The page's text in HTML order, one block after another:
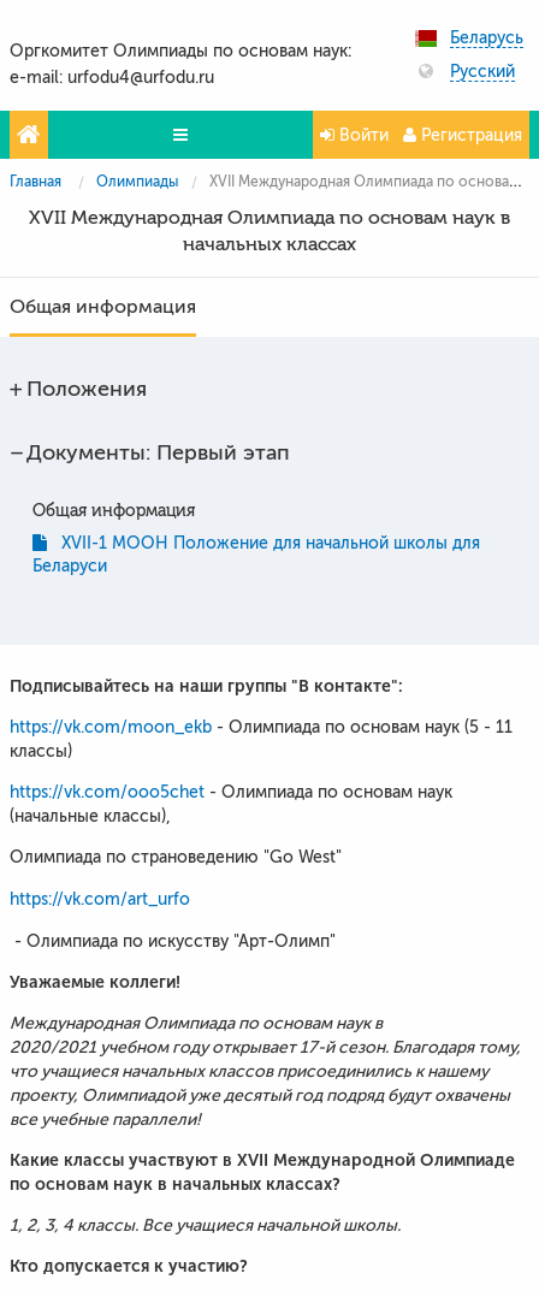
Оргкомитет Олимпиады по основам наук:
e-mail: urfodu4@urfodu.ru
Беларусь
Русский
Олимпиады
Партнёры
Войти Регистрация
Главная Олимпиады XVII Международная Олимпиада по основам наук в начальных классах
XVII Международная Олимпиада по основам наук в
начальных классах
Общая информация
Положения
Документы: Первый этап
Общая информация
XVII-1 МООН Положение для начальной школы для
Беларуси
Подписывайтесь на наши группы "В контакте":
https://vk.com/moon_ekb - Олимпиада по основам наук (5 - 11
классы)
https://vk.com/ooo5chet - Олимпиада по основам наук
(начальные классы),
​Олимпиада по страноведению "Go West"
https://vk.com/art_urfo
- Олимпиада по искусству "Арт-Олимп"
Уважаемые коллеги!
Международная Олимпиада по основам наук в
2020/2021 учебном году открывает 17-й сезон. Благодаря тому,
что учащиеся начальных классов присоединились к нашему
проекту, Олимпиадой уже деcятый год подряд будут охвачены
все учебные параллели!
Какие классы участвуют в XVII Международной Олимпиаде
по основам наук в начальных классах?
1, 2, 3, 4 классы. Все учащиеся начальной школы.
Кто допускается к участию?